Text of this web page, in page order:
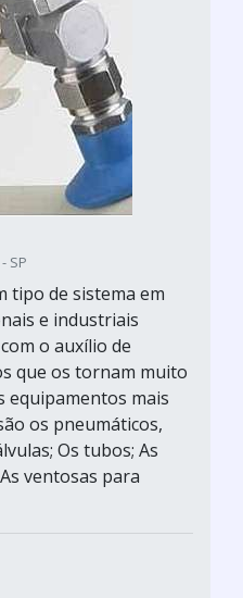
SP
tipo de sistema em
e industriais
o auxílio de
que os tornam muito
equipamentos mais
os pneumáticos,
Os tubos; As
ventosas para